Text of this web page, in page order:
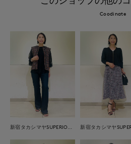
Coodinate